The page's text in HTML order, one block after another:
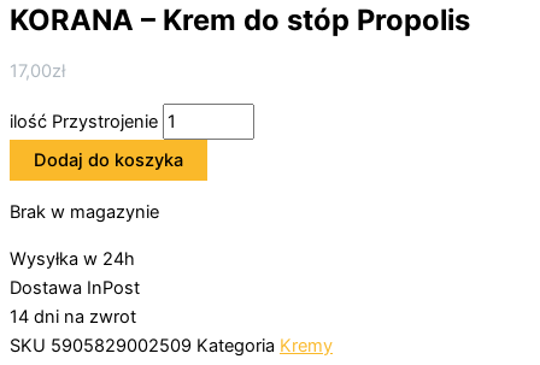
KORANA – Krem do stóp Propolis
17,00zł
ilość Przystrojenie
Dodaj do koszyka
Brak w magazynie
Wysyłka w 24h
Dostawa InPost
14 dni na zwrot
SKU 5905829002509 Kategoria Kremy